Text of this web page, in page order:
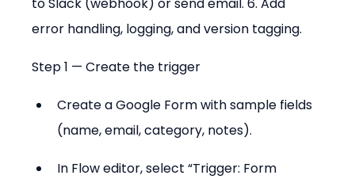
to Slack (webhook) or send email. 6. Add
error handling, logging, and version tagging.
Step 1 — Create the trigger
Create a Google Form with sample fields
(name, email, category, notes).
In Flow editor, select “Trigger: Form